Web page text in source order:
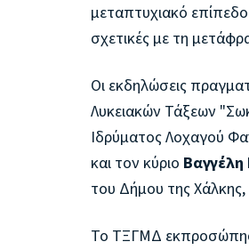
μεταπτυχιακό
σχετικές με τη
Οι εκδηλώσεις
Λυκειακών Τάξεων
Ιδρύματος Λοχαγού
και τον κύριο Βαγγέλη
του Δήμου της
Το ΤΞΓΜΔ